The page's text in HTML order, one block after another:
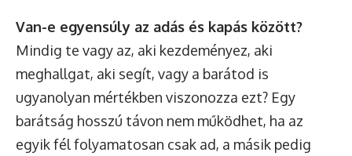
Van-e egyensúly az adás és kapás között?
Mindig te vagy az, aki kezdeményez, aki
meghallgat, aki segít, vagy a barátod is
ugyanolyan mértékben viszonozza ezt? Egy
barátság hosszú távon nem működhet, ha az
egyik fél folyamatosan csak ad, a másik pedig